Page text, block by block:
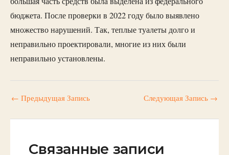
бюджета. После проверки в 2022 году было выявлено
множество нарушений. Так, теплые туалеты долго и
неправильно проектировали, многие из них были
неправильно установлены.
← Предыдущая Запись Следующая Запись →
Связанные записи